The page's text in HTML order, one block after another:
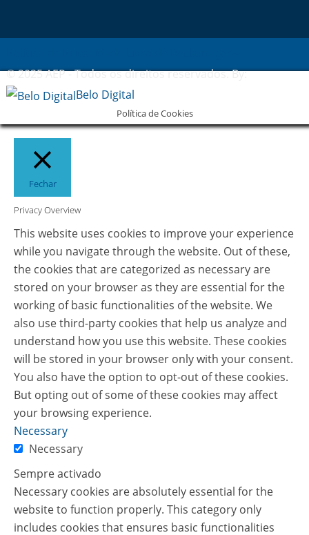
© 2025 AEP - Todos os direitos reservados. By:
Belo Digital
Política de Cookies
Fechar
Privacy Overview
This website uses cookies to improve your experience
while you navigate through the website. Out of these,
the cookies that are categorized as necessary are
stored on your browser as they are essential for the
working of basic functionalities of the website. We
also use third-party cookies that help us analyze and
understand how you use this website. These cookies
will be stored in your browser only with your consent.
You also have the option to opt-out of these cookies.
But opting out of some of these cookies may affect
your browsing experience.
Necessary
Necessary
Sempre activado
Necessary cookies are absolutely essential for the
website to function properly. This category only
includes cookies that ensures basic functionalities